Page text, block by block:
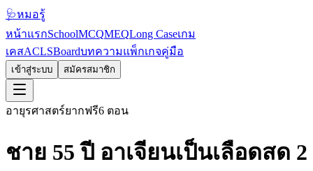
🩺หมอรู้
หน้าแรกSchoolMCQMEQLong Caseเกม
เคสACLSBoardบทความแพ็กเกจคู่มือ
เข้าสู่ระบบ สมัครสมาชิก
อายุรศาสตร์ยากฟรี6 ตอน
ชาย 55 ปี อาเจียนเป็นเลือดสด 2